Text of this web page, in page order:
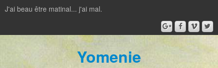
J'ai beau être matinal... j'ai mal.
Yomenie